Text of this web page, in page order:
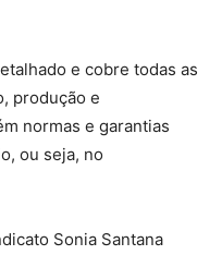
e cobre todas as
produção e
normas e garantias
ou seja, no
Sonia Santana